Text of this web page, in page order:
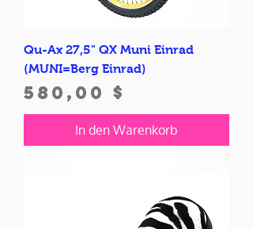
Qu-Ax 27,5" QX Muni Einrad
(MUNI=Berg Einrad)
Preis
580,00 $
In den Warenkorb